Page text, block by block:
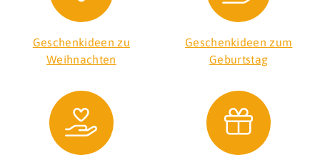
Geschenkideen zu
Weihnachten
Geschenkideen zum
Geburtstag